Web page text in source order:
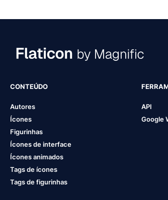
CONTEÚDO
Autores
Ícones
Figurinhas
Ícones de interface
Ícones animados
Tags de ícones
Tags de figurinhas
API
Google